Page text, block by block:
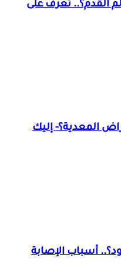
القدم؟.. تعرف على
المعدية؟- إليك
أسباب الإصابة